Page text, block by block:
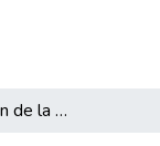
Aportes a la solución de la problemática socio ambiental del sector de curtiembres en el municipio de Chocontá, Cundinamarca, desde la gerencia social